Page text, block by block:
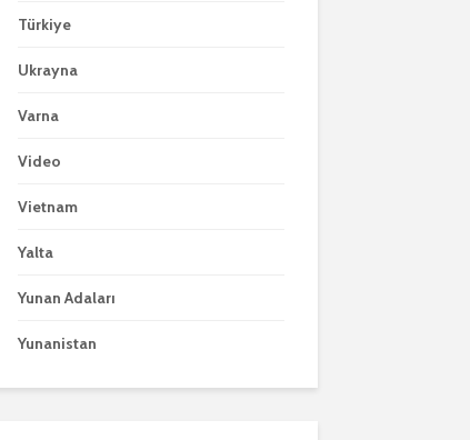
Türkiye
Ukrayna
Varna
Video
Vietnam
Yalta
Yunan Adaları
Yunanistan